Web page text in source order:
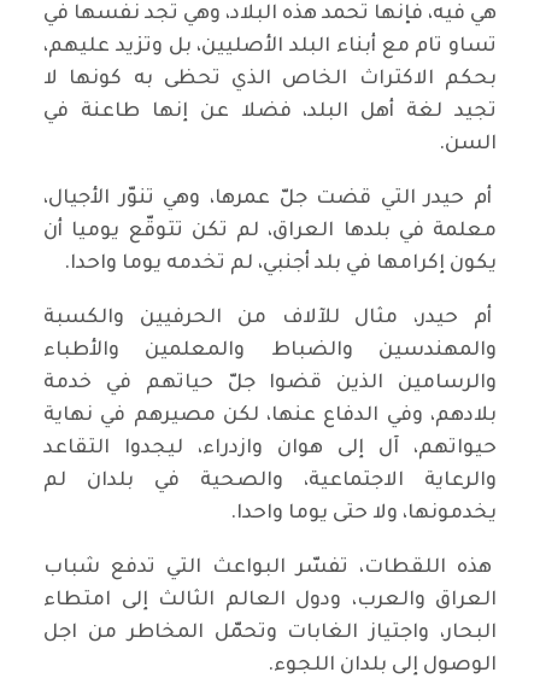
هي فيه، فإنها تحمد هذه البلاد، وهي تجد نفسها في
تساو تام مع أبناء البلد الأصليين، بل وتزيد عليهم،
بحكم الاكتراث الخاص الذي تحظى به كونها لا
تجيد لغة أهل البلد، فضلا عن إنها طاعنة في
السن.
أم حيدر التي قضت جلّ عمرها، وهي تنوّر الأجيال،
معلمة في بلدها العراق، لم تكن تتوقّع يوميا أن
يكون إكرامها في بلد أجنبي، لم تخدمه يوما واحدا.
أم حيدر، مثال للآلاف من الحرفيين والكسبة
والمهندسين والضباط والمعلمين والأطباء
والرسامين الذين قضوا جلّ حياتهم في خدمة
بلادهم، وفي الدفاع عنها، لكن مصيرهم في نهاية
حيواتهم، آل إلى هوان وازدراء، ليجدوا التقاعد
والرعاية الاجتماعية، والصحية في بلدان لم
يخدمونها، ولا حتى يوما واحدا.
هذه اللقطات، تفسّر البواعث التي تدفع شباب
العراق والعرب، ودول العالم الثالث إلى امتطاء
البحار، واجتياز الغابات وتحمّل المخاطر من اجل
الوصول إلى بلدان اللجوء.